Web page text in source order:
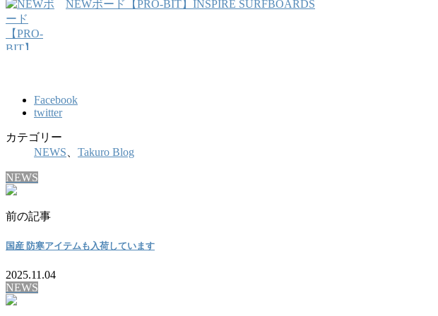
NEWボード【PRO-BIT】INSPIRE SURFBOARDS
Facebook
twitter
カテゴリー
NEWS
Takuro Blog
NEWS
前の記事
国産 防寒アイテムも入荷しています
2025.11.04
NEWS